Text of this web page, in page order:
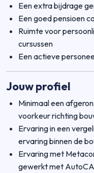
Een extra bijdrage
Een goed pensioen
Ruimte voor
cursussen
Een actieve
Jouw profiel
Minimaal een
voorkeur richting
Ervaring in een
ervaring binnen de
Ervaring met
gewerkt met